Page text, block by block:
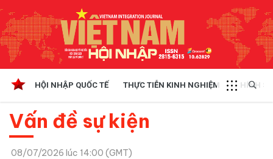
HỘI NHẬP QUỐC TẾ THỰC TIỄN KINH NGHIỆM CHÍNH
Vấn đề sự kiện
08/07/2026 lúc 14:00 (GMT)